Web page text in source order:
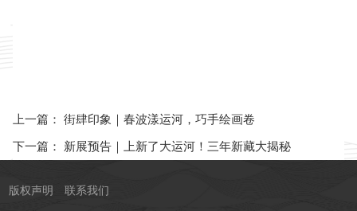
上一篇： 街肆印象｜春波漾运河，巧手绘画卷
下一篇： 新展预告｜上新了大运河！三年新藏大揭秘
版权声明 联系我们